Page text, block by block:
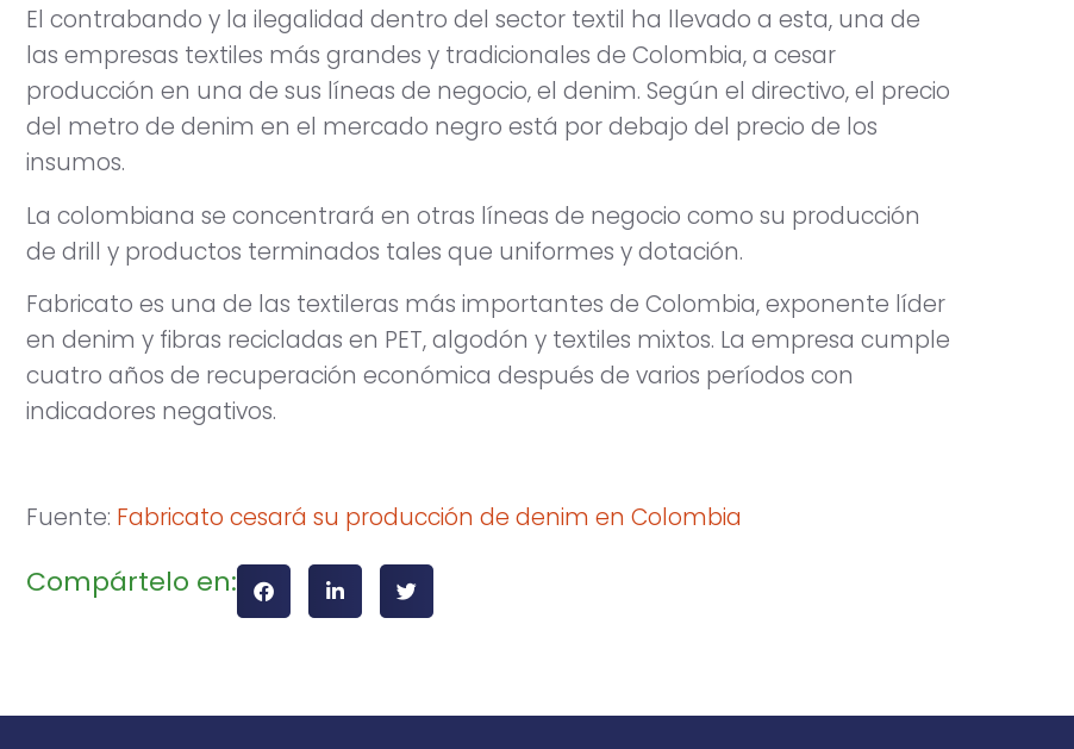
El contrabando y la ilegalidad dentro del sector textil ha llevado a esta, una de
las empresas textiles más grandes y tradicionales de Colombia, a cesar
producción en una de sus líneas de negocio, el denim. Según el directivo, el precio
del metro de denim en el mercado negro está por debajo del precio de los
insumos.
La colombiana se concentrará en otras líneas de negocio como su producción
de drill y productos terminados tales que uniformes y dotación.
Fabricato es una de las textileras más importantes de Colombia, exponente líder
en denim y fibras recicladas en PET, algodón y textiles mixtos. La empresa cumple
cuatro años de recuperación económica después de varios períodos con
indicadores negativos.
Fuente: Fabricato cesará su producción de denim en Colombia
Compártelo en: